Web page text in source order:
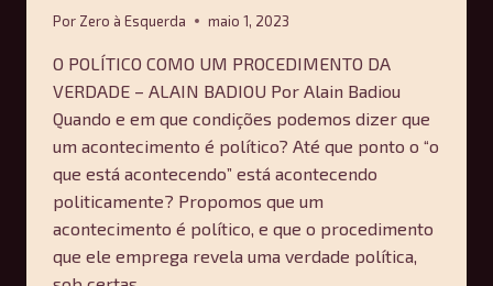
Por Zero à Esquerda maio 1, 2023
O POLÍTICO COMO UM PROCEDIMENTO DA
VERDADE – ALAIN BADIOU Por Alain Badiou
Quando e em que condições podemos dizer que
um acontecimento é político? Até que ponto o “o
que está acontecendo” está acontecendo
politicamente? Propomos que um
acontecimento é político, e que o procedimento
que ele emprega revela uma verdade política,